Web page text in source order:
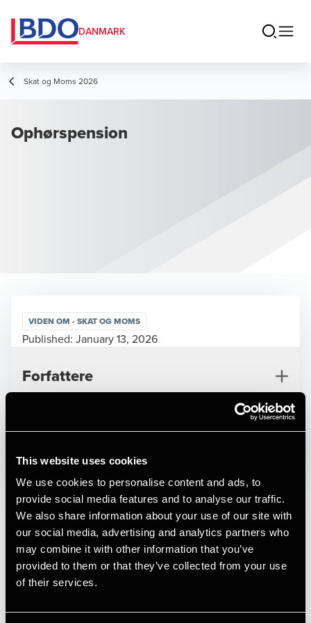
This website uses cookies
We use cookies to personalise content and ads, to
provide social media features and to analyse our traffic.
We also share information about your use of our site with
our social media, advertising and analytics partners who
may combine it with other information that you’ve
provided to them or that they’ve collected from your use
of their services.
DANMARK
Skat og Moms 2026
Ophørspension
Virksomhedsejere prioriterer traditionelt investeringer i
deres virksomhed højere end pensionsopsparing.
Virksomheden bliver dermed i mange tilfælde
indehaverens private pensionskasse. Egenkapitalen i en
virksomhed kan derfor godt sammenlignes med
indeståendet i en almindelig pensionsordning. Og afkastet
af
opsparing i en virksomhed - i form af forøgede overskud -
traditionel pensionsopsparing.
VIDEN OM - SKAT OG MOMS
Published: January 13, 2026
Forfattere
Jesper Larsen
Partner, Tax Legal